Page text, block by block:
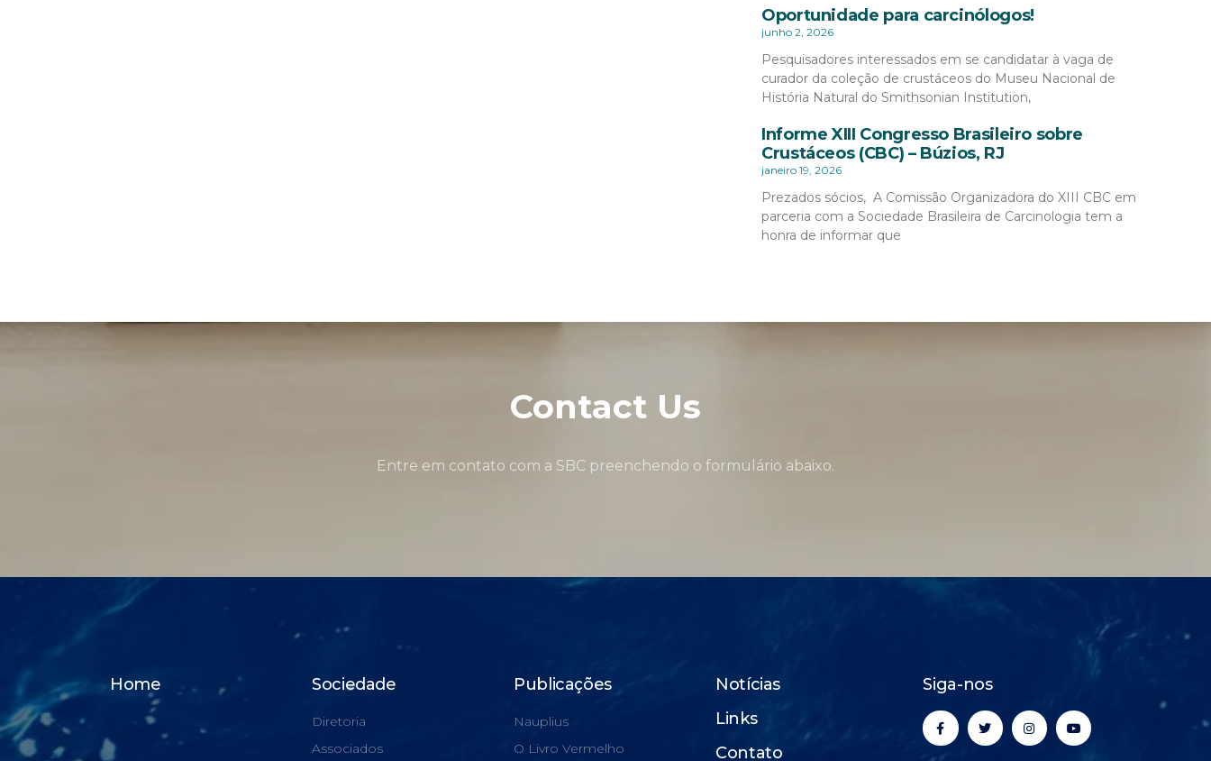
Oportunidade para carcinólogos!
junho 2, 2026
Pesquisadores interessados em se candidatar à vaga de
curador da coleção de crustáceos do Museu Nacional de
História Natural do Smithsonian Institution,
Informe XIII Congresso Brasileiro sobre
Crustáceos (CBC) – Búzios, RJ
janeiro 19, 2026
Prezados sócios, A Comissão Organizadora do XIII CBC em
parceria com a Sociedade Brasileira de Carcinologia tem a
honra de informar que
Contact Us
Entre em contato com a SBC preenchendo o formulário abaixo.
Home Sociedade
Diretoria
Associados
Publicações
Nauplius
O Livro Vermelho
Notícias
Links
Contato
Siga-nos